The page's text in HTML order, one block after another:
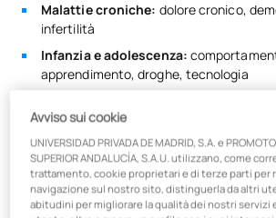
Malattie croniche: dolore cronico,
infertilità
Infanzia e adolescenza:
apprendimento, droghe, tecnologia
dipendenze
Educazione alla salute:abitudini
FORMAZIONE E OBIETTIVI
Il programma è prevalentemente pratico,
Avviso sui cookie
UNIVERSIDAD PRIVADA DE MADRID, S.A. e
SUPERIOR ANDALUCÍA, S.A.U. utilizzano, come
trattamento, cookie proprietari e di terze parti per
navigazione sul nostro sito, distinguerla da altri
abitudini per migliorare la qualità dei nostri servizi